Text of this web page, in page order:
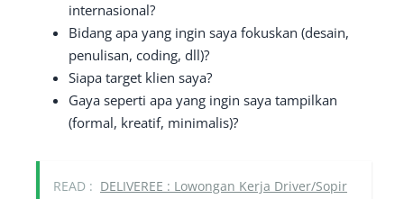
internasional?
Bidang apa yang ingin saya fokuskan (desain,
penulisan, coding, dll)?
Siapa target klien saya?
Gaya seperti apa yang ingin saya tampilkan
(formal, kreatif, minimalis)?
READ : DELIVEREE : Lowongan Kerja Driver/Sopir